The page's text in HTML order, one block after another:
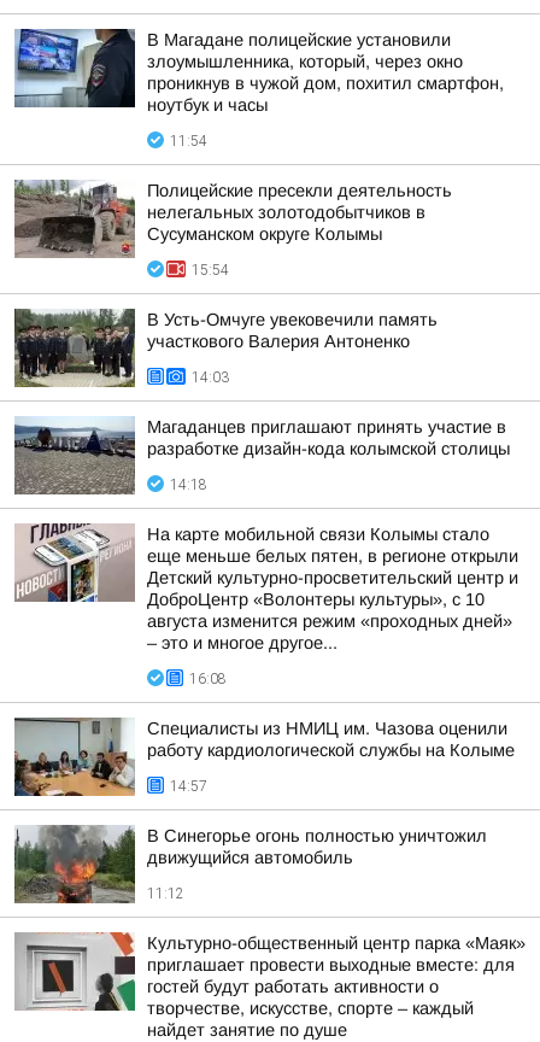
В Магадане полицейские установили
злоумышленника, который, через окно
проникнув в чужой дом, похитил смартфон,
ноутбук и часы
11:54
Полицейские пресекли деятельность
нелегальных золотодобытчиков в
Сусуманском округе Колымы
15:54
В Усть-Омчуге увековечили память
участкового Валерия Антоненко
14:03
Магаданцев приглашают принять участие в
разработке дизайн-кода колымской столицы
14:18
На карте мобильной связи Колымы стало
еще меньше белых пятен, в регионе открыли
Детский культурно-просветительский центр и
ДоброЦентр «Волонтеры культуры», с 10
августа изменится режим «проходных дней»
– это и многое другое...
16:08
Специалисты из НМИЦ им. Чазова оценили
работу кардиологической службы на Колыме
14:57
В Синегорье огонь полностью уничтожил
движущийся автомобиль
11:12
Культурно-общественный центр парка «Маяк»
приглашает провести выходные вместе: для
гостей будут работать активности о
творчестве, искусстве, спорте – каждый
найдет занятие по душе